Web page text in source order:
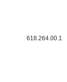
618.264.00.1